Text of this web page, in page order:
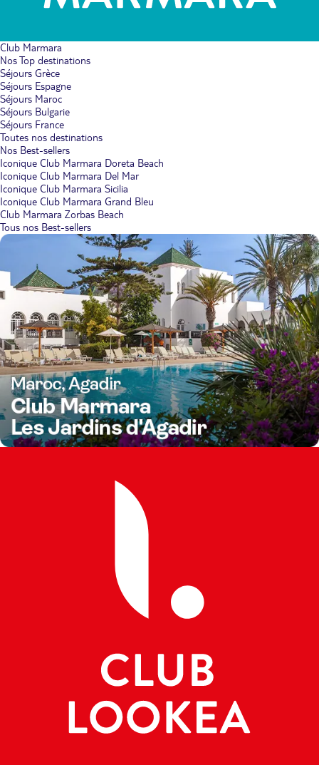
Club Marmara
Nos Top destinations
Séjours Grèce
Séjours Espagne
Séjours Maroc
Séjours Bulgarie
Séjours France
Toutes nos destinations
Nos Best-sellers
Iconique Club Marmara Doreta Beach
Iconique Club Marmara Del Mar
Iconique Club Marmara Sicilia
Iconique Club Marmara Grand Bleu
Club Marmara Zorbas Beach
Tous nos Best-sellers